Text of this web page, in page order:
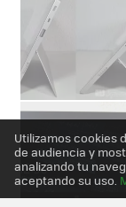
Utilizamos cookies
de audiencia y
analizando tu
aceptando su uso.